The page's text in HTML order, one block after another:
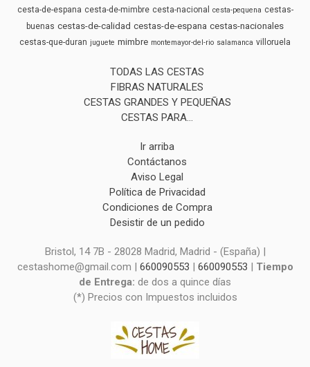
cesta-de-espana cesta-de-mimbre cesta-nacional cesta-pequena cestas-
buenas cestas-de-calidad cestas-de-espana cestas-nacionales
cestas-que-duran juguete mimbre montemayor-del-rio salamanca villoruela
TODAS LAS CESTAS
FIBRAS NATURALES
CESTAS GRANDES Y PEQUEÑAS
CESTAS PARA...
Ir arriba
Contáctanos
Aviso Legal
Política de Privacidad
Condiciones de Compra
Desistir de un pedido
Bristol, 14 7B - 28028 Madrid, Madrid - (España) |
cestashome@gmail.com | 660090553 | 660090553 | Tiempo
de Entrega: de dos a quince días
(*) Precios con Impuestos incluidos